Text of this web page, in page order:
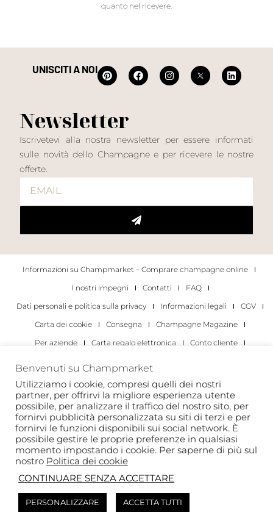
quanto nel ricevere.
UNISCITI A NOI
Newsletter
Iscrivetevi alla nostra newsletter per essere informati
sulle novità dello Champagne e per ricevere le nostre
offerte.
Informazioni su Champmarket – Comprare champagne online
I nostri impegni
Contatti
FAQ
Dati personali e politica sulla privacy
Informazioni legali
CGV
Carta dei cookie
Consegna
Champagne Magazine
Per aziende
Carta regalo elettronica
Conto cliente
Per gli individui
Per le aziende
Copyright 2022 © tutti i diritti riservati. Champmarket.
Benvenuti su Champmarket
Utilizziamo i cookie, compresi quelli dei nostri
partner, per offrirvi la migliore esperienza utente
possibile, per analizzare il traffico del nostro sito, per
fornirvi pubblicità personalizzata su siti di terzi e per
fornirvi le funzioni disponibili sui social network. È
possibile gestire le proprie preferenze in qualsiasi
momento impostando i cookie. Per saperne di più sul
nostro Politica dei cookie
CONTINUARE SENZA ACCETTARE
PERSONALIZZARE ACCETTA TUTTI